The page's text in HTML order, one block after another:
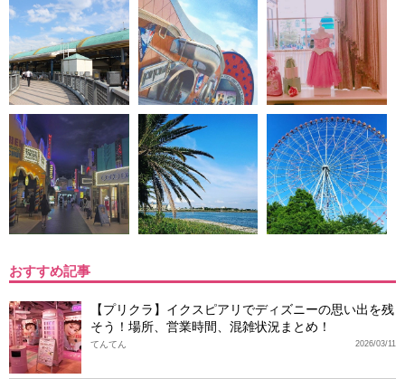
おすすめ記事
【プリクラ】イクスピアリでディズニーの思い出を残
そう！場所、営業時間、混雑状況まとめ！
2026/03/11
てんてん